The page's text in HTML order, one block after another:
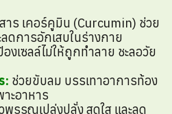
าร เคอร์คูมิน (Curcumin) ช่วย
ดการอักเสบในร่างกาย
งเซลล์ไม่ให้ถูกทำลาย ชะลอวัย
: ช่วยขับลม บรรเทาอาการท้อง
ะอาหาร
พรรณเปล่งปลั่ง สดใส และลด